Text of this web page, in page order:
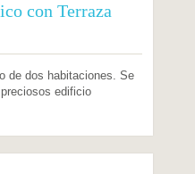
con Terraza
de dos habitaciones. Se
edificio